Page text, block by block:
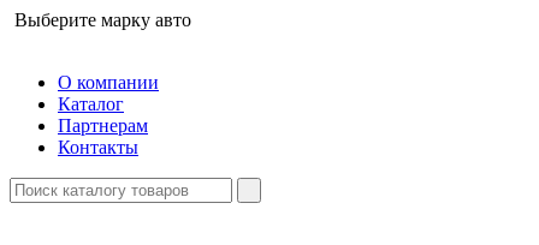
Выберите марку авто
О компании
Каталог
Партнерам
Контакты